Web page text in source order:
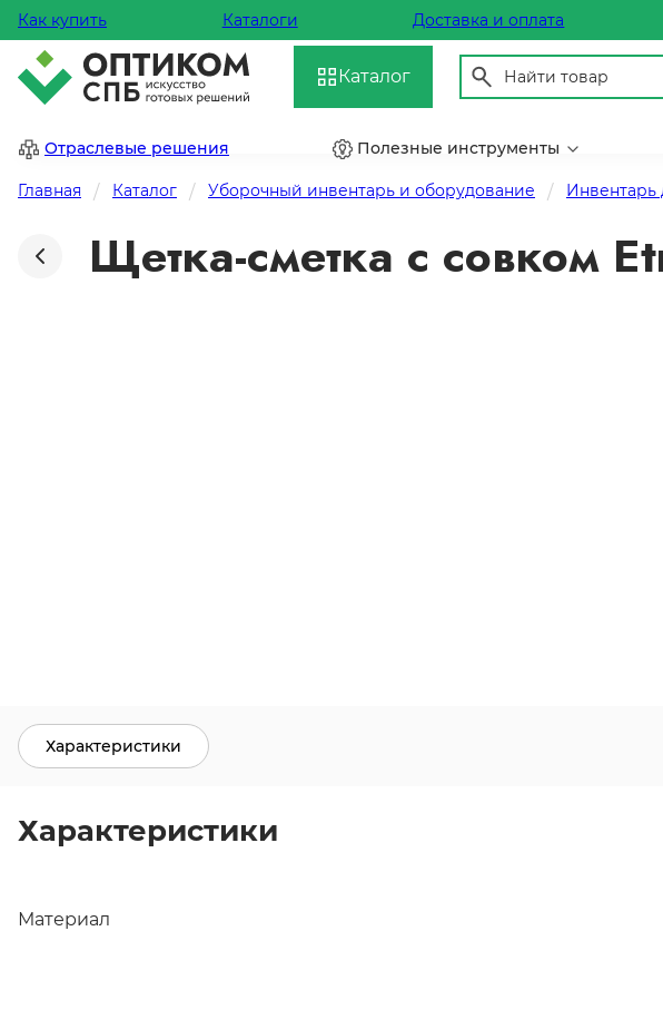
Как купить Каталоги Доставка и оплата
Каталог
Отраслевые решения Полезные инструменты
Главная Каталог Уборочный инвентарь и оборудование Инвентарь
Щетка-сметка с совком
Характеристики
Характеристики
Материал